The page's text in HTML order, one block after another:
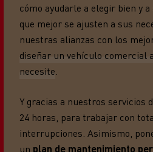
cómo ayudarle a elegir bien y
que mejor se ajusten a sus
nuestras alianzas con los
diseñar un vehículo comercial
necesite
Y gracias a nuestros servicios
24 horas, para trabajar con
interrupciones. Asimismo,
un plan de mantenimiento